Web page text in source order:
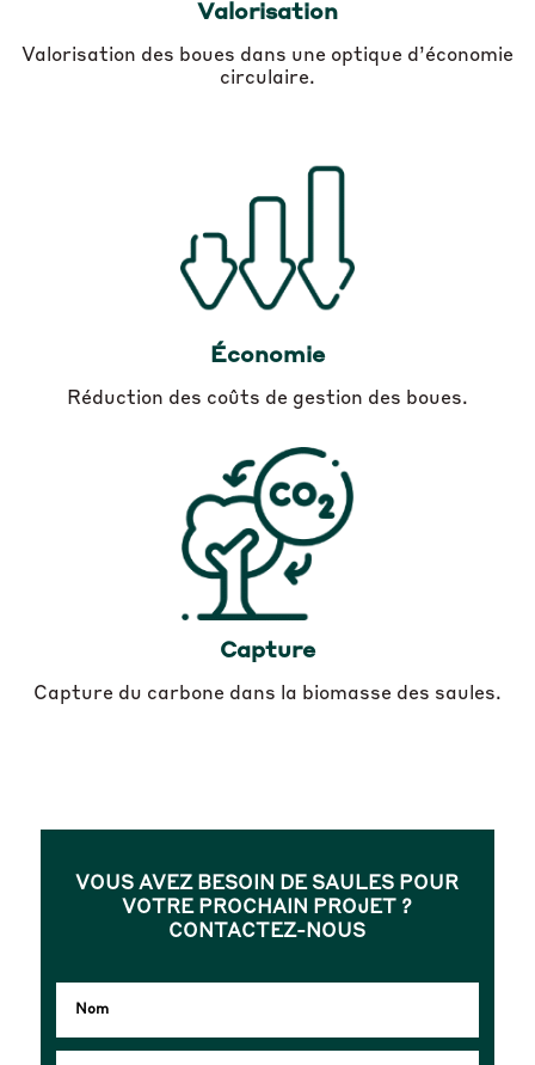
Valorisation
Valorisation des boues dans une optique d’économie
circulaire.
Économie
Réduction des coûts de gestion des boues.
Capture
Capture du carbone dans la biomasse des saules.
VOUS AVEZ BESOIN DE SAULES POUR
VOTRE PROCHAIN PROJET ?
CONTACTEZ-NOUS